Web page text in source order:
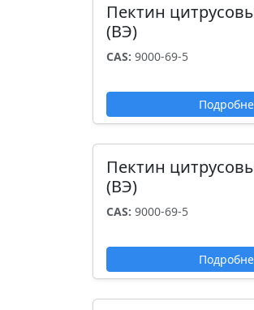
Пектин
(ВЭ)
CAS: 9000-69-5
Пектин
(ВЭ)
CAS: 9000-69-5